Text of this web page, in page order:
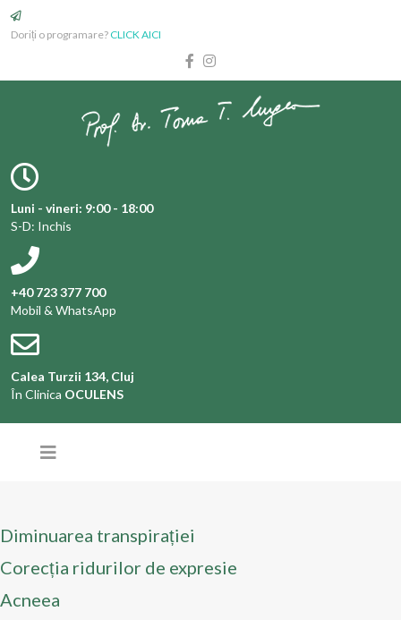
Doriți o programare? CLICK AICI
Luni - vineri: 9:00 - 18:00
S-D: Inchis
+40 723 377 700
Mobil & WhatsApp
Calea Turzii 134, Cluj
În Clinica OCULENS
Diminuarea transpirației
Corecția ridurilor de expresie
Acneea